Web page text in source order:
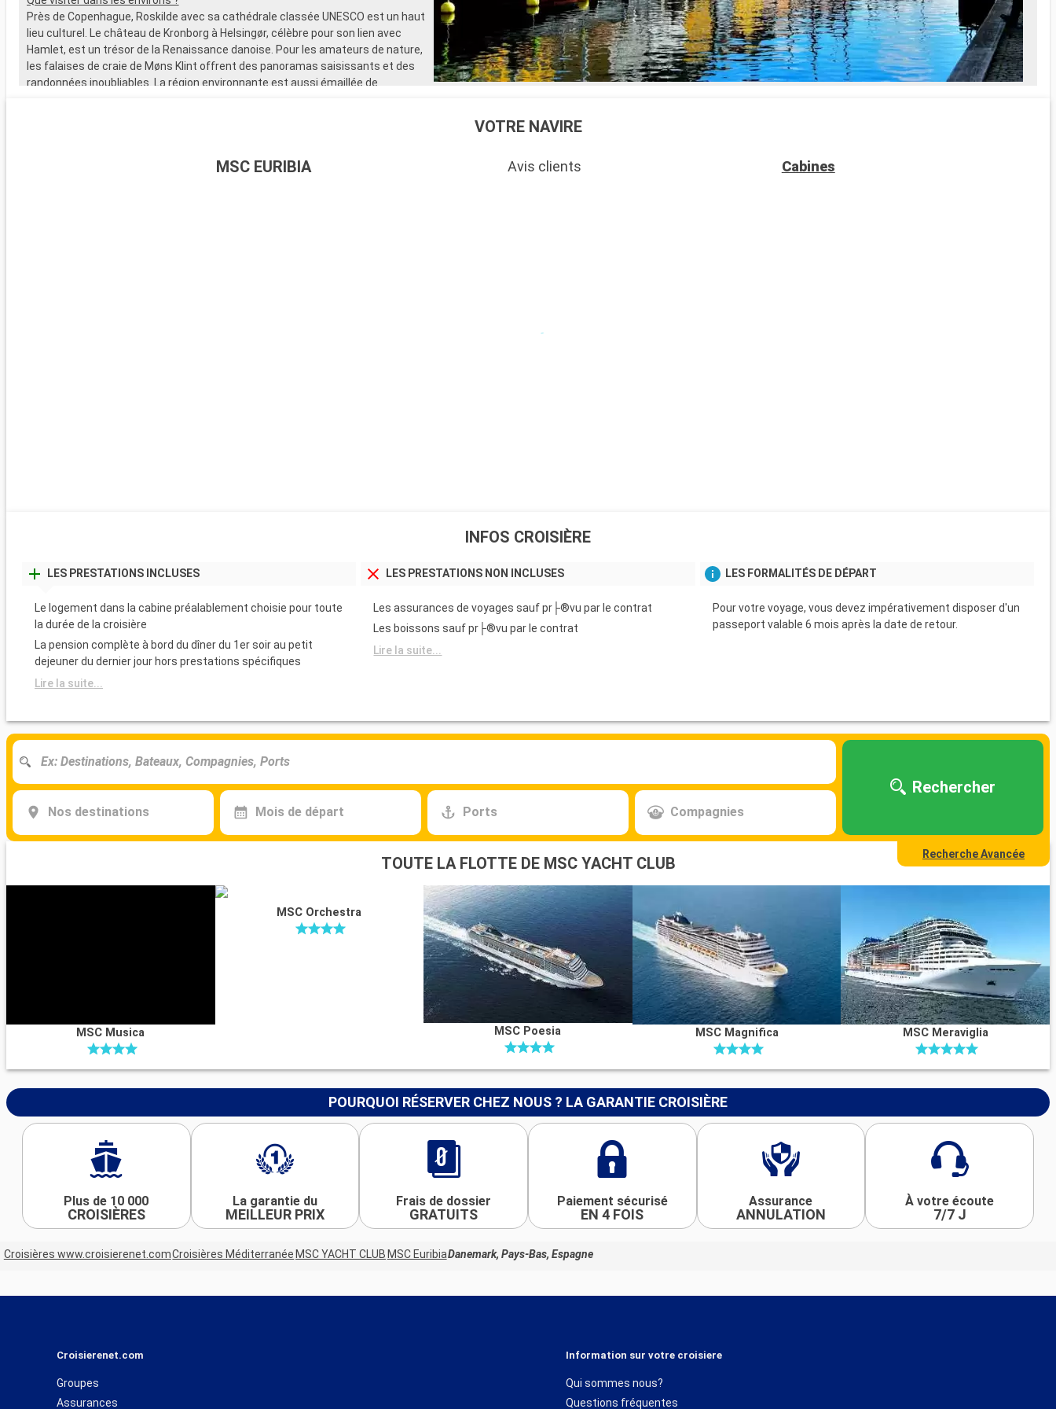
pour les adultes)
- 40% de réduction sur un forfait Spa
sélectionné prépayé
- 10% de réduction sur tous les soins Spa
réservés à bord
SERVICES
charge des bagages
- Points MSC Voyagers Club
Près de Copenhague, Roskilde avec sa cathédrale classée UNESCO est un haut
lieu culturel. Le château de Kronborg à Helsingør, célèbre pour son lien avec
Hamlet, est un trésor de la Renaissance danoise. Pour les amateurs de nature,
les falaises de craie de Møns Klint offrent des panoramas saisissants et des
randonnées inoubliables. La région environnante est aussi émaillée de
VOTRE NAVIRE
MSC EURIBIA Avis clients Cabines
INFOS CROISIÈRE
LES PRESTATIONS INCLUSES
Le logement dans la cabine préalablement choisie pour toute
la durée de la croisière
La pension complète à bord du dîner du 1er soir au petit
dejeuner du dernier jour hors prestations spécifiques
Lire la suite...
LES PRESTATIONS NON INCLUSES
Les assurances de voyages sauf pr├®vu par le contrat
Les boissons sauf pr├®vu par le contrat
Lire la suite...
LES FORMALITÉS DE DÉPART
Pour votre voyage, vous devez impérativement disposer d'un
passeport valable 6 mois après la date de retour.
Nos destinations Mois de départ Ports Compagnies
Rechercher
Recherche Avancée
TOUTE LA FLOTTE DE MSC YACHT CLUB
MSC Musica
MSC Orchestra
MSC Poesia MSC Magnifica MSC Meraviglia
POURQUOI RÉSERVER CHEZ NOUS ? LA GARANTIE CROISIÈRE
Plus de 10 000
CROISIÈRES
La garantie du
MEILLEUR PRIX
Frais de dossier
GRATUITS
Paiement sécurisé
EN 4 FOIS
Assurance
ANNULATION
À votre écoute
7/7 J
Croisières www.croisierenet.comCroisières Méditerranée MSC YACHT CLUB MSC EuribiaDanemark, Pays-Bas, Espagne
Croisierenet.com
Groupes
Assurances
Information sur votre croisiere
Qui sommes nous?
Questions fréquentes